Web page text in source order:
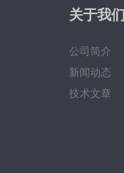
关于我们
公司简介
新闻动态
技术文章